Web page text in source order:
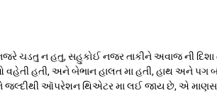
ચડતુ ન હતુ, સહુકોઈ નજર તાકીને અવાજ ની દિશા
વહેતી હતી, અને બેભાન હાલત મા હતી, હાથ અને
ઑપરેશન થિએટર મા લઈ જાય છે, એ માણસ